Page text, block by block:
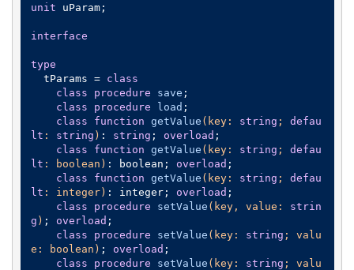
unit uParam;
interface
type
  tParams =
class
class
procedure save ;
class
procedure load ;
class
function getValue (key: string ; defau
lt : string ) : string ; overload ;
class
function getValue (key: string ; defau
lt : boolean) : boolean; overload ;
class
function getValue (key: string ; defau
lt : integer) : integer; overload ;
class
procedure setValue (key, value: strin
g ) ; overload ;
class
procedure setValue (key: string ; valu
e: boolean) ; overload ;
class
procedure setValue (key: string ; valu